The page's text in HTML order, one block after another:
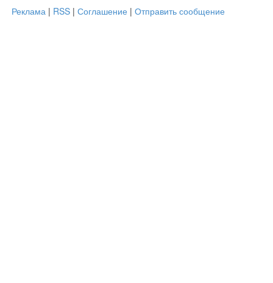
Реклама | RSS | Соглашение | Отправить сообщение